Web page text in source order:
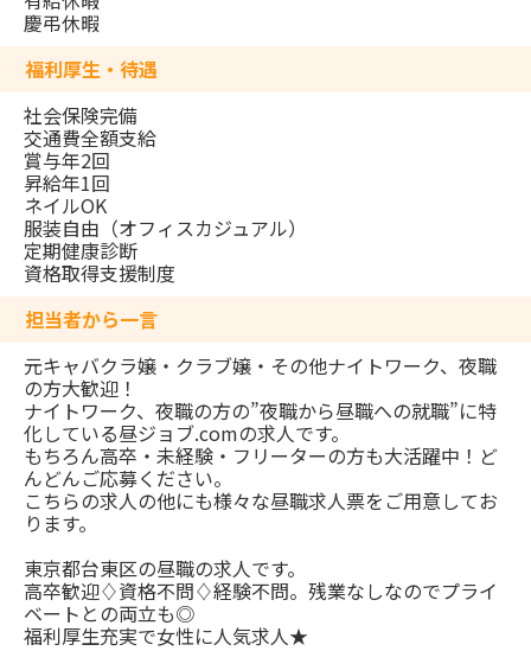
慶弔休暇
福利厚生・待遇
社会保険完備
交通費全額支給
賞与年2回
昇給年1回
ネイルOK
服装自由（オフィスカジュアル）
定期健康診断
資格取得支援制度
担当者から一言
元キャバクラ嬢・クラブ嬢・その他ナイトワーク、夜職
の方大歓迎！
ナイトワーク、夜職の方の”夜職から昼職への就職”に特
化している昼ジョブ.comの求人です。
もちろん高卒・未経験・フリーターの方も大活躍中！ど
んどんご応募ください。
こちらの求人の他にも様々な昼職求人票をご用意してお
ります。
東京都台東区の昼職の求人です。
高卒歓迎♢資格不問♢経験不問。残業なしなのでプライ
ベートとの両立も◎
福利厚生充実で女性に人気求人★